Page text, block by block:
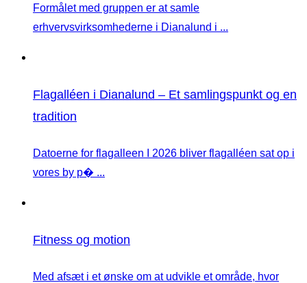
Formålet med gruppen er at samle
erhvervsvirksomhederne i Dianalund i ...
Flagalléen i Dianalund – Et samlingspunkt og en
tradition
Datoerne for flagalleen I 2026 bliver flagalléen sat op i
vores by p� ...
Fitness og motion
Med afsæt i et ønske om at udvikle et område, hvor